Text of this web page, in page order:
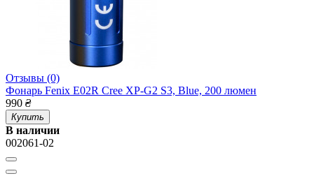
Отзывы (0)
Фонарь Fenix E02R Cree XP-G2 S3, Blue, 200 люмен
990 ₴
Купить
В наличии
002061-02